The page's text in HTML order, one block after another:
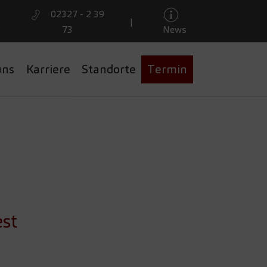
02327 - 2 39
73
|
News
Karriere Standorte Termin
N